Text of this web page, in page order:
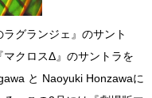
グランジェ』のサント
クロスΔ』のサントラを
と Naoyuki Honzawaに